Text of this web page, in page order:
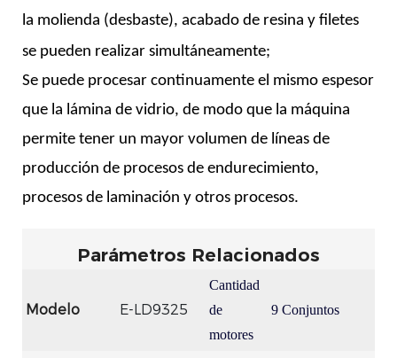
la molienda (desbaste), acabado de resina y filetes
se pueden realizar simultáneamente;
Se puede procesar continuamente el mismo espesor
que la lámina de vidrio, de modo que la máquina
permite tener un mayor volumen de líneas de
producción de procesos de endurecimiento,
procesos de laminación y otros procesos.
Parámetros Relacionados
Modelo E-LD9325
Cantidad
de
motores
9 Conjuntos